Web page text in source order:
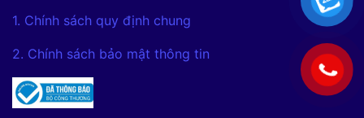
1. Chính sách quy định chung
2. Chính sách bảo mật thông tin